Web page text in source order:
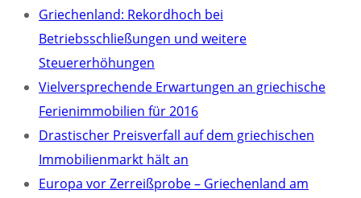
Griechenland: Rekordhoch bei
Betriebsschließungen und weitere
Steuererhöhungen
Vielversprechende Erwartungen an griechische
Ferienimmobilien für 2016
Drastischer Preisverfall auf dem griechischen
Immobilienmarkt hält an
Europa vor Zerreißprobe – Griechenland am